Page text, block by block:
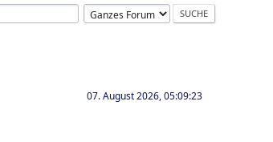
07. August 2026, 05:09:23